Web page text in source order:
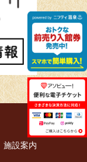
施設案内